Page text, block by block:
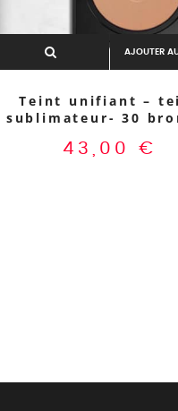
AJOUTER
Teint unifiant –
sublimateur- 30
43,00 €